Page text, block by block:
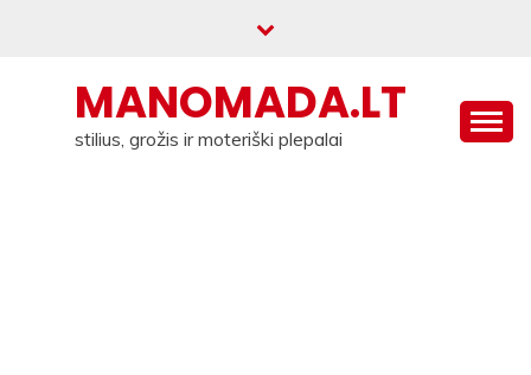
MANOMADA.LT
stilius, grožis ir moteriški plepalai